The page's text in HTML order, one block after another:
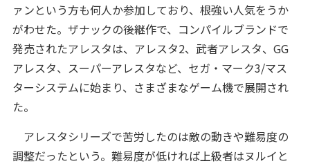
ァンという方も何人か参加しており、根強い人気をうか
がわせた。ザナックの後継作で、コンパイルブランドで
発売されたアレスタは、アレスタ2、武者アレスタ、GG
アレスタ、スーパーアレスタなど、セガ・マーク3/マス
ターシステムに始まり、さまざまなゲーム機で展開され
た。
アレスタシリーズで苦労したのは敵の動きや難易度の
調整だったという。難易度が低ければ上級者はヌルイと